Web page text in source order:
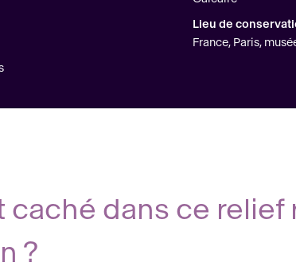
Lieu de
France, Paris,
dans ce relief
?